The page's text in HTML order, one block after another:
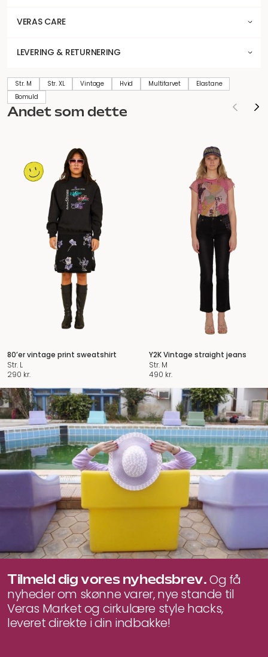
VERAS CARE
LEVERING & RETURNERING
Str. M Str. XL Vintage Hvid Multifarvet
Elastane
Bomuld
Andet som dette
80’er vintage print sweatshirt
Str. L
290 kr.
Y2K Vintage straight jeans
Str. M
490 kr.
Tilmeld dig vores nyhedsbrev.Og få
nyheder om skønne varer, nye stande til
Veras Market og cirkulære style hacks,
leveret direkte i din indbakke!